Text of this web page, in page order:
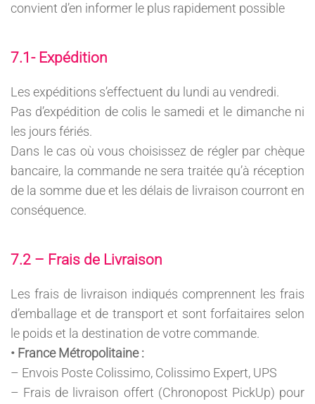
convient d’en informer le plus rapidement possible
7.1- Expédition
Les expéditions s’effectuent du lundi au vendredi.
Pas d’expédition de colis le samedi et le dimanche ni
les jours fériés.
Dans le cas où vous choisissez de régler par chèque
bancaire, la commande ne sera traitée qu’à réception
de la somme due et les délais de livraison courront en
conséquence.
7.2 – Frais de Livraison
Les frais de livraison indiqués comprennent les frais
d’emballage et de transport et sont forfaitaires selon
le poids et la destination de votre commande.
• France Métropolitaine :
– Envois Poste Colissimo, Colissimo Expert, UPS
– Frais de livraison offert (Chronopost PickUp) pour